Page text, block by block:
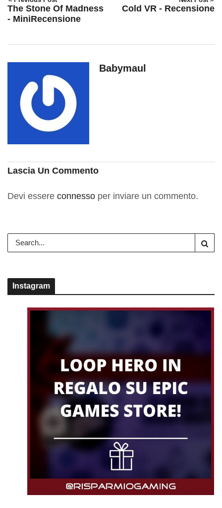
The Stone Of Madness
- MiniRecensione
Cold VR - Recensione
Babymaul
Lascia Un Commento
Devi essere connesso per inviare un commento.
Instagram